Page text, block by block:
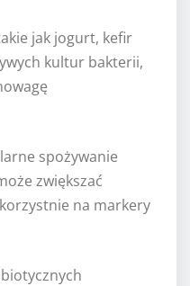
jak jogurt, kefir
kultur bakterii,
spożywanie
zwiększać
na markery